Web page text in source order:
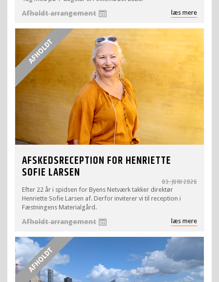
læs mere
Afholdt arrangement
AFSKEDSRECEPTION FOR HENRIETTE
SOFIE LARSEN
03. JUNI 2026
Efter 22 år i spidsen for Byens Netværk takker direktør
Henriette Sofie Larsen af. Derfor inviterer vi til reception i
Fæstningens Materialgård.
læs mere
Afholdt arrangement